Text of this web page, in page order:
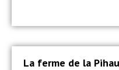
La ferme de la